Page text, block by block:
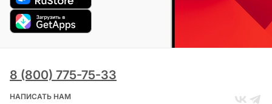
8 (800) 775-75-33
НАПИСАТЬ НАМ